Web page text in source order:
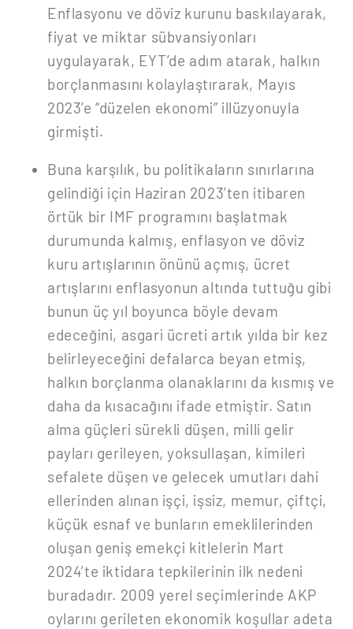
Enflasyonu ve döviz kurunu baskılayarak,
fiyat ve miktar sübvansiyonları
uygulayarak, EYT’de adım atarak, halkın
borçlanmasını kolaylaştırarak, Mayıs
2023’e “düzelen ekonomi” illüzyonuyla
girmişti.
Buna karşılık, bu politikaların sınırlarına
gelindiği için Haziran 2023’ten itibaren
örtük bir IMF programını başlatmak
durumunda kalmış, enflasyon ve döviz
kuru artışlarının önünü açmış, ücret
artışlarını enflasyonun altında tuttuğu gibi
bunun üç yıl boyunca böyle devam
edeceğini, asgari ücreti artık yılda bir kez
belirleyeceğini defalarca beyan etmiş,
halkın borçlanma olanaklarını da kısmış ve
daha da kısacağını ifade etmiştir. Satın
alma güçleri sürekli düşen, milli gelir
payları gerileyen, yoksullaşan, kimileri
sefalete düşen ve gelecek umutları dahi
ellerinden alınan işçi, işsiz, memur, çiftçi,
küçük esnaf ve bunların emeklilerinden
oluşan geniş emekçi kitlelerin Mart
2024’te iktidara tepkilerinin ilk nedeni
buradadır. 2009 yerel seçimlerinde AKP
oylarını gerileten ekonomik koşullar adeta